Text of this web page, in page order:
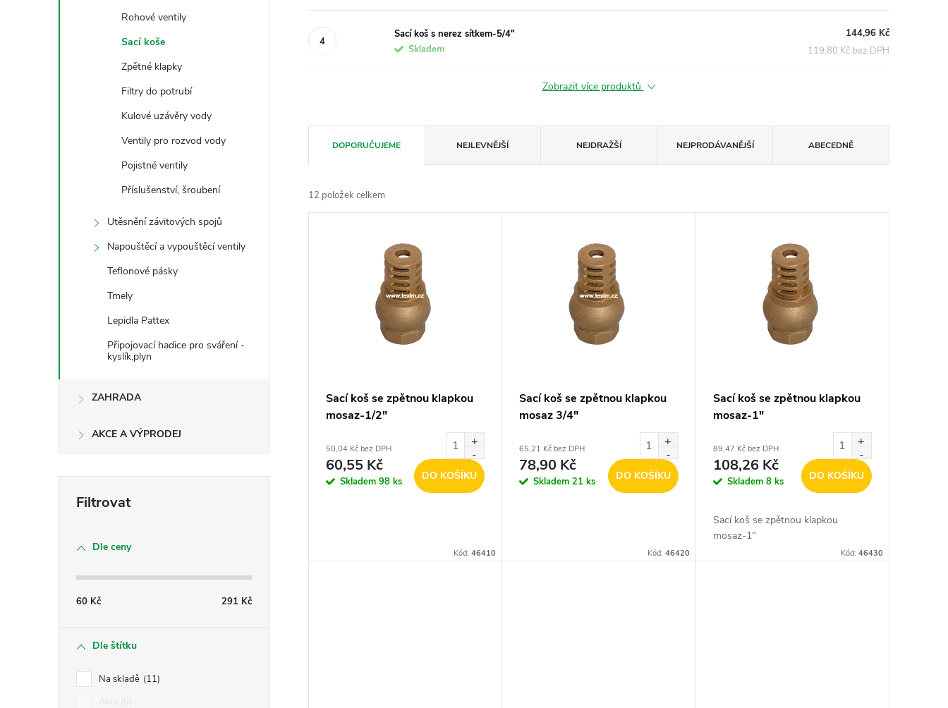
Rohové ventily
Sací koše
Zpětné klapky
Filtry do potrubí
Kulové uzávěry vody
Ventily pro rozvod vody
Pojistné ventily
Příslušenství, šroubení
Utěsnění závitových spojů
Napouštěcí a vypouštěcí ventily
Teflonové pásky
Tmely
Lepidla Pattex
Připojovací hadice pro sváření -
kyslík,plyn
ZAHRADA
AKCE A VÝPRODEJ
Dle ceny
60 Kč 291 Kč
Dle štítku
Na skladě 11
Sací koš s nerez sítkem-5/4"
Skladem
144,96 Kč
119,80 Kč bez DPH
Zobrazit více produktů
a
z
t
DOPORUČUJEME NEJLEVNĚJŠÍ NEJDRAŽŠÍ NEJPRODÁVANĚJŠÍ ABECEDNĚ
12 položek celkem
Sací koš se zpětnou klapkou
mosaz-1/2"
50,04 Kč bez DPH
60,55 Kč
Skladem 98 ks DO KOŠÍKU
Kód:46410
Sací koš se zpětnou klapkou
mosaz 3/4"
65,21 Kč bez DPH
78,90 Kč
Skladem21 ks DO KOŠÍKU
Kód: 46420
Sací koš se zpětnou klapkou
mosaz-1"
89,47 Kč bez DPH
108,26 Kč
Skladem 8 ks DO KOŠÍKU
Sací koš se zpětnou klapkou
mosaz-1"
Kód: 46430